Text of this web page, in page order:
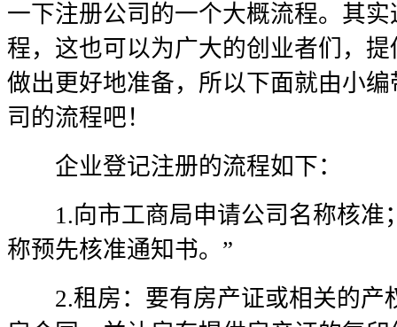
一下注册公司的一个大概流程。其
程，这也可以为广大的创业者们，
做出更好地准备，所以下面就由小
司的流程吧！
企业登记注册的流程如下：
1.向市工商局申请公司名称核准
称预先核准通知书。”
2.租房：要有房产证或相关的产